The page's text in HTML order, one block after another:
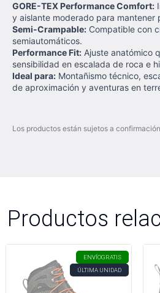
GORE-TEX Performance Comfort:
y aislante moderado para mantener
Semi-Crampable: Compatible con
semiautomáticos.
Performance Fit: Ajuste anatómico
sensibilidad en escalada de roca e
Ideal para: Montañismo técnico,
de aproximación y aventuras en
Los productos están sujetos a
Productos
ENVÍOGRATIS
ÚLTIMA UNIDAD